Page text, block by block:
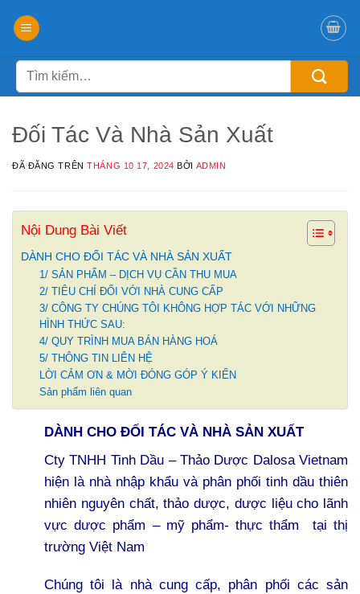
đến
dungTìm
kiếm:
Đối Tác Và Nhà Sản Xuất
ĐÃ ĐĂNG TRÊNTHÁNG 10 17, 2024 BỞI ADMIN
Nội Dung Bài Viết
DÀNH CHO ĐỐI TÁC VÀ NHÀ SẢN XUẤT
1/ SẢN PHẨM – DỊCH VỤ CẦN THU MUA
2/ TIÊU CHÍ ĐỐI VỚI NHÀ CUNG CẤP
3/ CÔNG TY CHÚNG TÔI KHÔNG HỢP TÁC VỚI NHỮNG
HÌNH THỨC SAU:
4/ QUY TRÌNH MUA BÁN HÀNG HOÁ
5/ THÔNG TIN LIÊN HỆ
LỜI CẢM ƠN & MỜI ĐÓNG GÓP Ý KIẾN
Sản phẩm liên quan
DÀNH CHO ĐỐI TÁC VÀ NHÀ SẢN XUẤT
Cty TNHH Tinh Dầu – Thảo Dược Dalosa Vietnam
hiện là nhà nhập khẩu và phân phối tinh dầu thiên
nhiên nguyên chất, thảo dược, dược liệu cho lãnh
vực dược phẩm – mỹ phẩm- thực thẩm tại thị
trường Việt Nam
Chúng tôi là nhà cung cấp, phân phối các sản